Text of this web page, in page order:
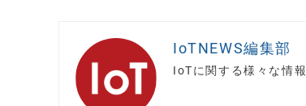
IoTNEWS編集部
IoTに関する様々な情